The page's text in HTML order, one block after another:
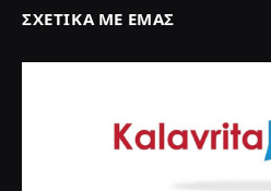
ΣΧΕΤΙΚΆ ΜΕ ΕΜΆΣ